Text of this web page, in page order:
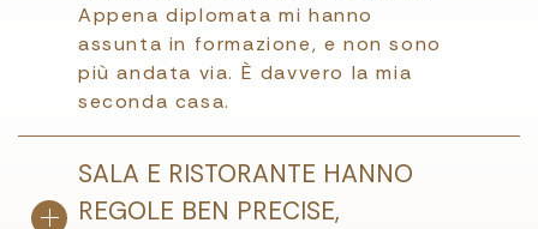
Appena diplomata mi hanno
assunta in formazione, e non sono
più andata via. È davvero la mia
seconda casa.
SALA E RISTORANTE HANNO
REGOLE BEN PRECISE,